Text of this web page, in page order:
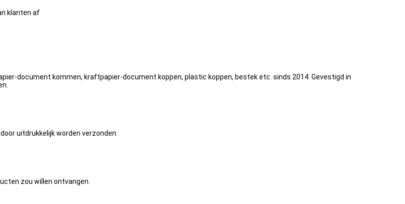
klanten af
document kommen, kraftpapier-document koppen, plastic koppen, bestek etc. sinds 2014. Gevestigd in
uitdrukkelijk worden verzonden.
zou willen ontvangen.